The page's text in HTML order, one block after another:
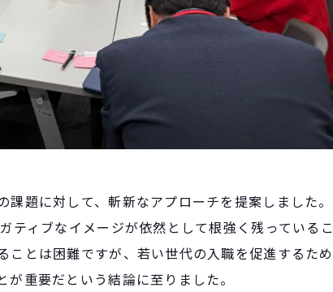
題に対して、斬新なアプローチを提案しました。
ティブなイメージが依然として根強く残っているこ
とは困難ですが、若い世代の入職を促進するため
重要だという結論に至りました。